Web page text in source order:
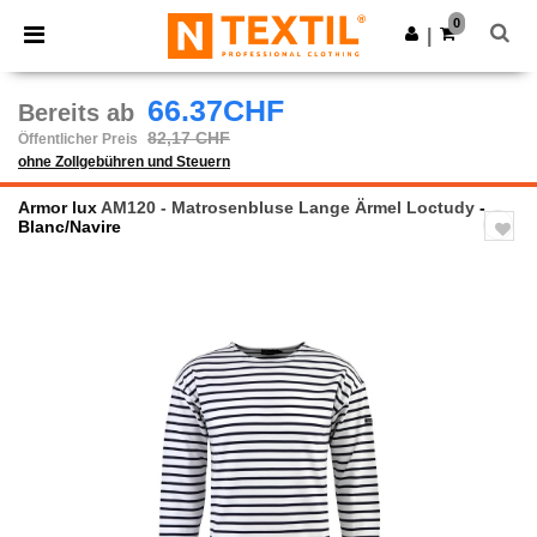
× Ntextil App
Bessere Preise in der App!
App holen
0
Bereits ab 66.37CHF
Öffentlicher Preis 82,17 CHF
ohne Zollgebühren und Steuern
Armor luxAM120 - Matrosenbluse Lange Ärmel Loctudy -
Blanc/Navire